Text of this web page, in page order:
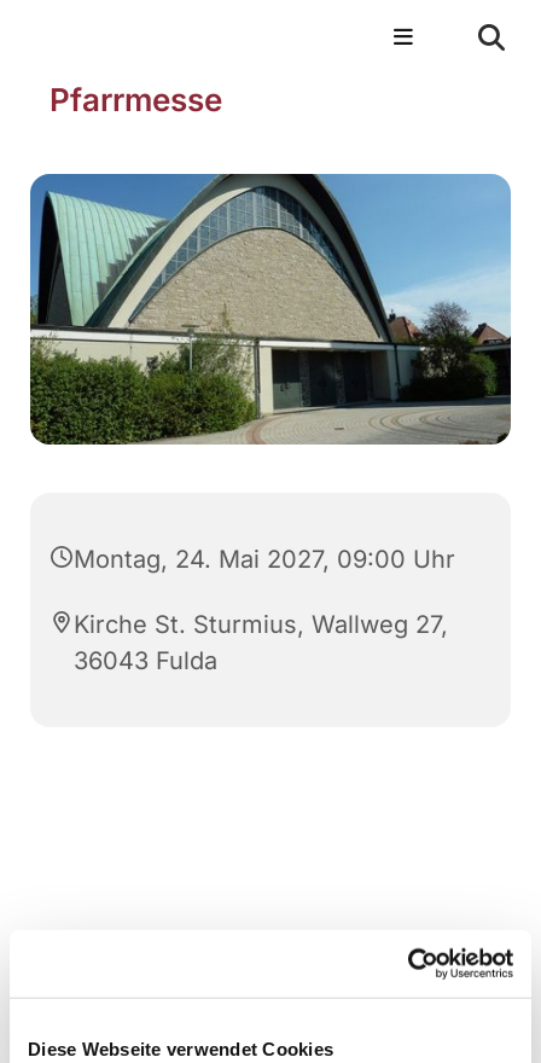
Diese Webseite verwendet Cookies
Pfarrmesse
Montag, 24. Mai 2027, 09:00 Uhr
Kirche St. Sturmius, Wallweg 27,
36043 Fulda